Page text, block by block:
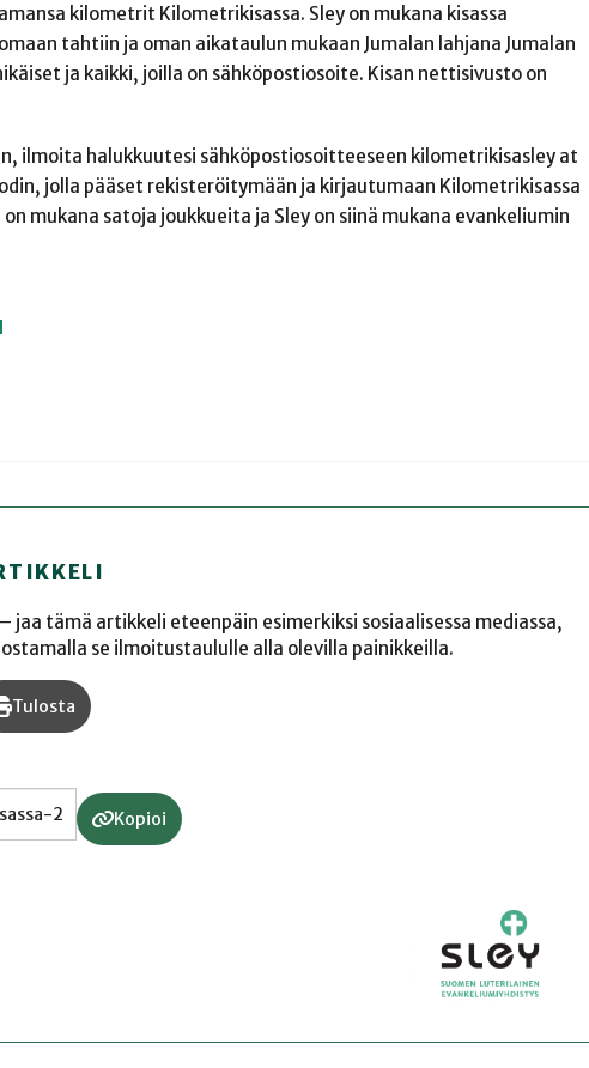
kilometrit Kilometrikisassa. Sley on mukana kisassa
tahtiin ja oman aikataulun mukaan Jumalan lahjana Jumalan
ja kaikki, joilla on sähköpostiosoite. Kisan nettisivusto on
ilmoita halukkuutesi sähköpostiosoitteeseen kilometrikisasley at
jolla pääset rekisteröitymään ja kirjautumaan Kilometrikisassa
mukana satoja joukkueita ja Sley on siinä mukana evankeliumin
tämä artikkeli eteenpäin esimerkiksi sosiaalisessa mediassa,
se ilmoitustaululle alla olevilla painikkeilla.
Tulosta
Kopioi